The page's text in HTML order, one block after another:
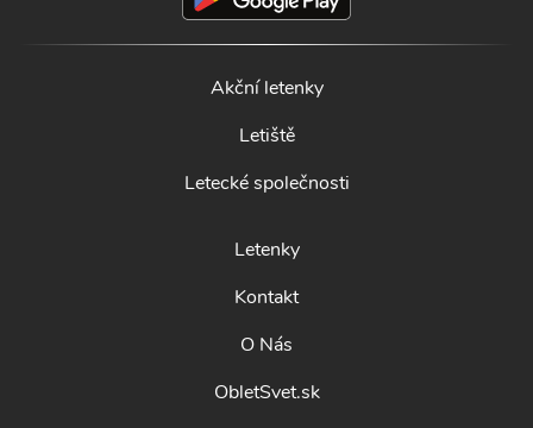
Akční letenky
Letiště
Letecké společnosti
Letenky
Kontakt
O Nás
ObletSvet.sk